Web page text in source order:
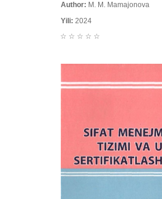
BATAFSIL...
Author: M. M. Mamajonova
Yili: 2024
☆
☆
☆
☆
☆